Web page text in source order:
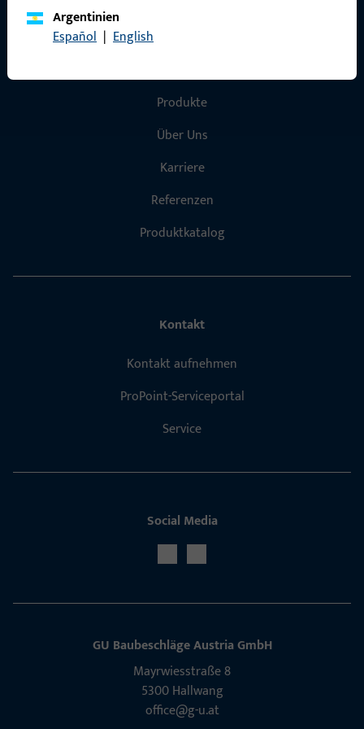
Argentinien
Español | English
Produkte
Über Uns
Karriere
Referenzen
Produktkatalog
Kontakt
Kontakt aufnehmen
ProPoint-Serviceportal
Service
Social Media
GU Baubeschläge Aus­tria GmbH
Mayrwies­straße 8
5300 Hall­wang
office@g-u.at